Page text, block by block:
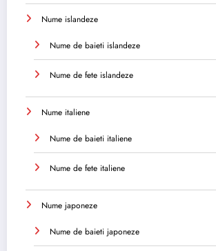
Nume islandeze
Nume de baieti islandeze
Nume de fete islandeze
Nume italiene
Nume de baieti italiene
Nume de fete italiene
Nume japoneze
Nume de baieti japoneze